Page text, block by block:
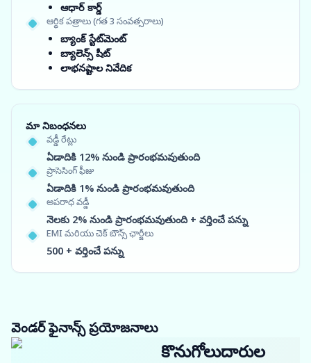
ఆధార్ కార్డ్
ఆర్థిక పత్రాలు (గత 3 సంవత్సరాలు)
బ్యాంక్ స్టేట్‌మెంట్
బ్యాలెన్స్ షీట్
లాభనష్టాల నివేదిక
మా నిబంధనలు
వడ్డీ రేట్లు
ఏడాదికి 12% నుండి ప్రారంభమవుతుంది
ప్రాసెసింగ్ ఫీజు
ఏడాదికి 1% నుండి ప్రారంభమవుతుంది
అపరాధ వడ్డీ
నెలకు 2% నుండి ప్రారంభమవుతుంది + వర్తించే పన్ను
EMI మరియు చెక్ బౌన్స్ ఛార్జీలు
500 + వర్తించే పన్ను
వెండర్ ఫైనాన్స్ ప్రయోజనాలు
కొనుగోలుదారుల